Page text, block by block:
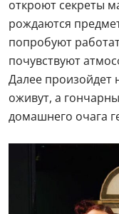
откроют секреты
рождаются
попробуют
почувствуют
Далее произойдет
оживут, а
домашнего очага